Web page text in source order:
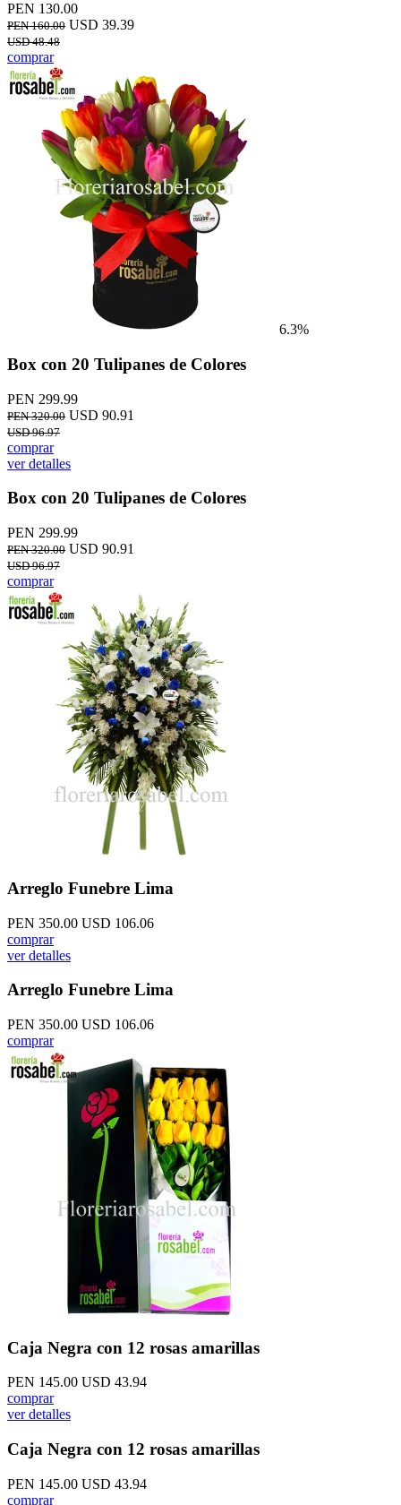
PEN 130.00
PEN 160.00 USD 39.39
USD 48.48
comprar
6.3%
Box con 20 Tulipanes de Colores
PEN 299.99
PEN 320.00 USD 90.91
USD 96.97
comprar
ver detalles
Box con 20 Tulipanes de Colores
PEN 299.99
PEN 320.00 USD 90.91
USD 96.97
comprar
Arreglo Funebre Lima
PEN 350.00 USD 106.06
comprar
ver detalles
Arreglo Funebre Lima
PEN 350.00 USD 106.06
comprar
Caja Negra con 12 rosas amarillas
PEN 145.00 USD 43.94
comprar
ver detalles
Caja Negra con 12 rosas amarillas
PEN 145.00 USD 43.94
comprar